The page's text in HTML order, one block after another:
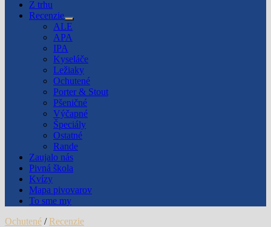
Z trhu
Recenzie
Show
sub
menu
ALE
APA
IPA
Kyseláče
Ležiaky
Ochutené
Porter & Stout
Pšeničné
Výčapné
Špeciály
Ostatné
Rande
Zaujalo nás
Pivná škola
Kvízy
Mapa pivovarov
To sme my
Ochutené / Recenzie